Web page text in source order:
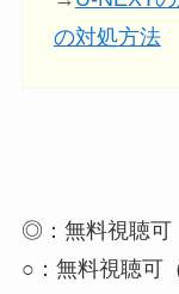
の対処方法
◎：無料視聴可
○：無料視聴可